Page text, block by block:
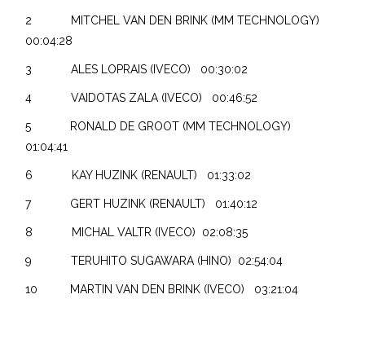
2 MITCHEL VAN DEN BRINK (MM TECHNOLOGY)
00:04:28
3 ALES LOPRAIS (IVECO) 00:30:02
4 VAIDOTAS ZALA (IVECO) 00:46:52
5 RONALD DE GROOT (MM TECHNOLOGY)
01:04:41
6 KAY HUZINK (RENAULT) 01:33:02
7 GERT HUZINK (RENAULT) 01:40:12
8 MICHAL VALTR (IVECO) 02:08:35
9 TERUHITO SUGAWARA (HINO) 02:54:04
10 MARTIN VAN DEN BRINK (IVECO) 03:21:04